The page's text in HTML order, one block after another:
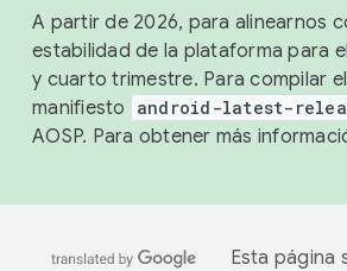
A partir de 2026, para alinearnos
estabilidad de la plataforma para
y cuarto trimestre. Para compilar
manifiesto
android-latest-
AOSP. Para obtener más
Esta página